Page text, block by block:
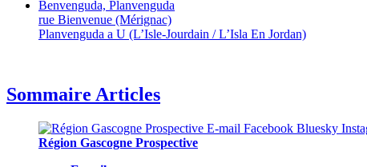
Benvenguda, Planvenguda
rue Bienvenue (Mérignac)
Planvenguda a U (L’Isle-Jourdain / L’Isla En Jordan)
Sommaire Articles
Région Gascogne Prospective